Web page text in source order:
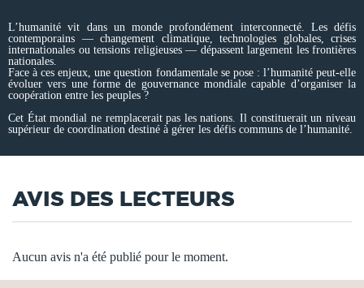
L’humanité vit dans un monde profondément interconnecté. Les défis
contemporains — changement climatique, technologies globales, crises
internationales ou tensions religieuses — dépassent largement les frontières
nationales.
Face à ces enjeux, une question fondamentale se pose : l’humanité peut-elle
évoluer vers une forme de gouvernance mondiale capable d’organiser la
coopération entre les peuples ?
Cet État mondial ne remplacerait pas les nations. Il constituerait un niveau
supérieur de coordination destiné à gérer les défis communs de l’humanité.
AVIS DES LECTEURS
Aucun avis n'a été publié pour le moment.